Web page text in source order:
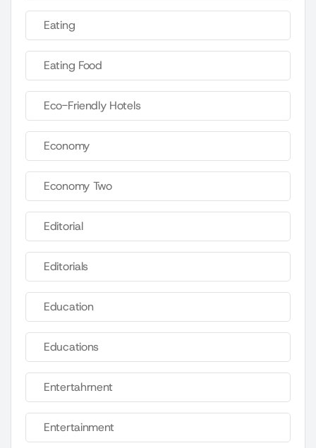
Eating
Eating Food
Eco-Friendly Hotels
Economy
Economy Two
Editorial
Editorials
Education
Educations
Entertahrnent
Entertainment